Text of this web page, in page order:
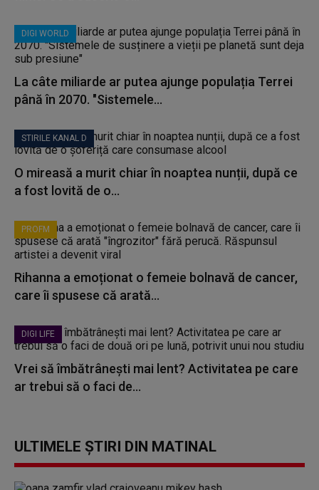
DIGI WORLD
La câte miliarde ar putea ajunge populația Terrei
până în 2070. "Sistemele...
STIRILE KANAL D
O mireasă a murit chiar în noaptea nunții, după ce
a fost lovită de o...
PROFM
Rihanna a emoționat o femeie bolnavă de cancer,
care îi spusese că arată...
DIGI LIFE
Vrei să îmbătrânești mai lent? Activitatea pe care
ar trebui să o faci de...
ULTIMELE ȘTIRI DIN MATINAL